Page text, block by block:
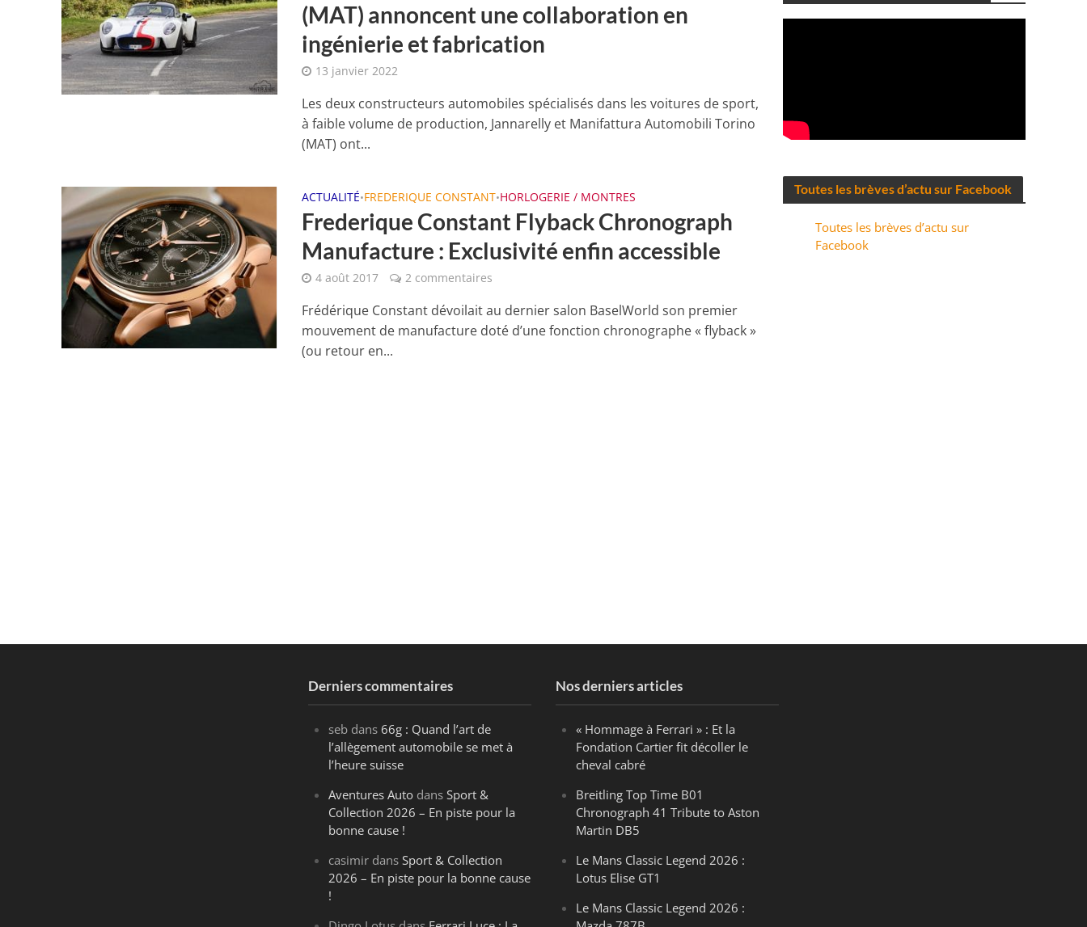
(MAT) annoncent une collaboration en
ingénierie et fabrication
13 janvier 2022
Les deux constructeurs automobiles spécialisés dans les voitures de sport,
à faible volume de production, Jannarelly et Manifattura Automobili Torino
(MAT) ont...
ACTUALITÉ•FREDERIQUE CONSTANT•HORLOGERIE / MONTRES
Frederique Constant Flyback Chronograph
Manufacture : Exclusivité enfin accessible
4 août 2017 2 commentaires
Frédérique Constant dévoilait au dernier salon BaselWorld son premier
mouvement de manufacture doté d’une fonction chronographe « flyback »
(ou retour en...
Toutes les brèves d’actu sur Facebook
Toutes les brèves d’actu sur
Facebook
Derniers commentaires
seb dans66g : Quand l’art de
l’allègement automobile se met à
l’heure suisse
Aventures Auto dansSport &
Collection 2026 – En piste pour la
bonne cause !
casimir dansSport & Collection
2026 – En piste pour la bonne cause
!
Nos derniers articles
« Hommage à Ferrari » : Et la
Fondation Cartier fit décoller le
cheval cabré
Breitling Top Time B01
Chronograph 41 Tribute to Aston
Martin DB5
Le Mans Classic Legend 2026 :
Lotus Elise GT1
Le Mans Classic Legend 2026 :